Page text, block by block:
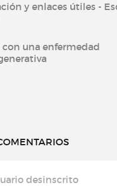
y enlaces útiles -
una enfermedad
desinscrito